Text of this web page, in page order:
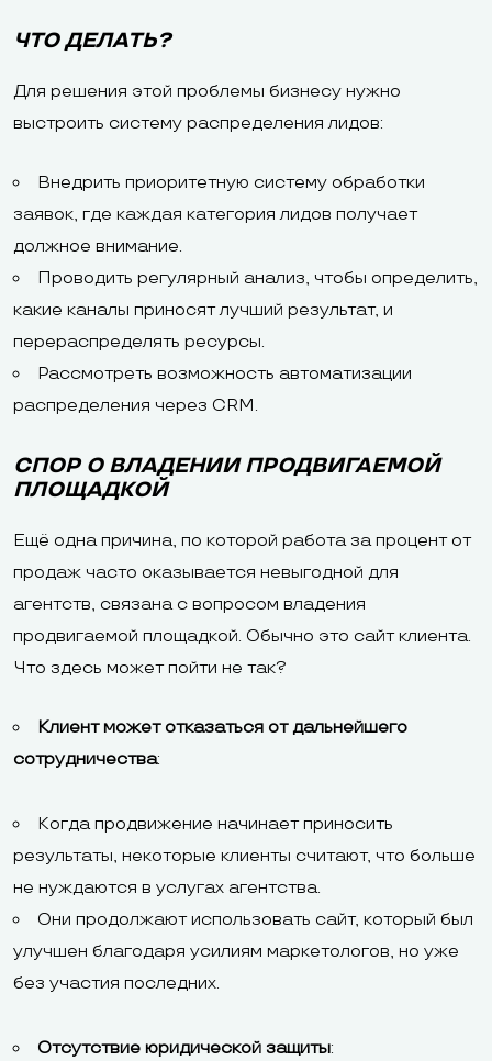
ЧТО ДЕЛАТЬ?
Для решения этой проблемы бизнесу нужно
выстроить систему распределения лидов:
Внедрить приоритетную систему обработки
заявок, где каждая категория лидов получает
должное внимание.
Проводить регулярный анализ, чтобы определить,
какие каналы приносят лучший результат, и
перераспределять ресурсы.
Рассмотреть возможность автоматизации
распределения через CRM.
СПОР О ВЛАДЕНИИ ПРОДВИГАЕМОЙ
ПЛОЩАДКОЙ
Ещё одна причина, по которой работа за процент от
продаж часто оказывается невыгодной для
агентств, связана с вопросом владения
продвигаемой площадкой. Обычно это сайт клиента.
Что здесь может пойти не так?
Клиент может отказаться от дальнейшего
сотрудничества:
Когда продвижение начинает приносить
результаты, некоторые клиенты считают, что больше
не нуждаются в услугах агентства.
Они продолжают использовать сайт, который был
улучшен благодаря усилиям маркетологов, но уже
без участия последних.
Отсутствие юридической защиты: